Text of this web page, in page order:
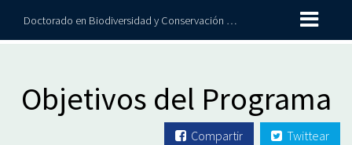
Doctorado en Biodiversidad y Conservación de Ecosistemas Tropicales
Objetivos del Programa
Compartir Twittear